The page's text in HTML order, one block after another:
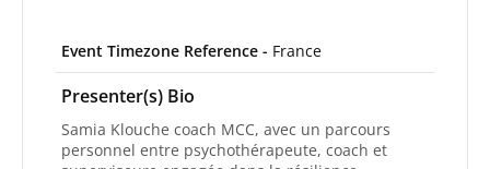
Event Timezone Reference - France
Presenter(s) Bio
Samia Klouche coach MCC, avec un parcours
personnel entre psychothérapeute, coach et